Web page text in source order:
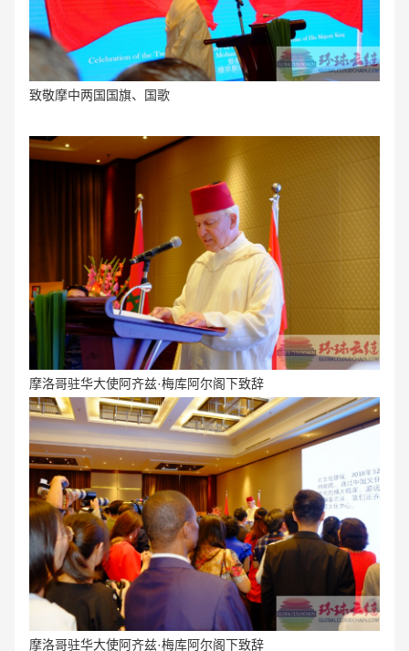
致敬摩中两国国旗、国歌
摩洛哥驻华大使阿齐兹·梅库阿尔阁下致辞
摩洛哥驻华大使阿齐兹·梅库阿尔阁下致辞